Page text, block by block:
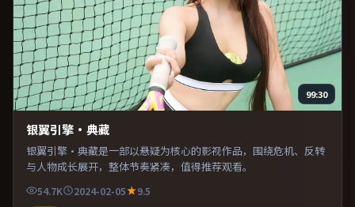
99:30
银翼引擎·典藏
银翼引擎·典藏是一部以悬疑为核心的影视作品，围绕危机、反转
与人物成长展开，整体节奏紧凑，值得推荐观看。
54.7K 2024-02-05
9.5